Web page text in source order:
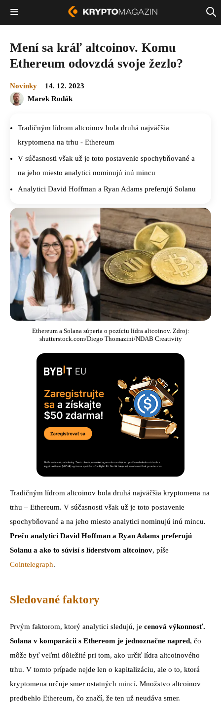
Mení sa kráľ altcoinov. Komu
Ethereum odovzdá svoje žezlo?
Novinky
14. 12. 2023
Marek Rodák
Tradičným lídrom altcoinov bola druhá najväčšia
kryptomena na trhu - Ethereum
V súčasnosti však už je toto postavenie spochybňované a
na jeho miesto analytici nominujú inú mincu
Analytici David Hoffman a Ryan Adams preferujú Solanu
Ethereum a Solana súperia o pozíciu lídra altcoinov. Zdroj:
shutterstock.com/Diego Thomazini/NDAB Creativity
Tradičným lídrom altcoinov bola druhá najväčšia kryptomena na
trhu – Ethereum. V súčasnosti však už je toto postavenie
spochybňované a na jeho miesto analytici nominujú inú mincu.
Prečo analytici David Hoffman a Ryan Adams preferujú
Solanu a ako to súvisí s líderstvom altcoinov, píše
Cointelegraph.
Sledované faktory
Prvým faktorom, ktorý analytici sledujú, je cenová výkonnosť.
Solana v komparácii s Ethereom je jednoznačne napred, čo
môže byť veľmi dôležité pri tom, ako určiť lídra altcoinového
trhu. V tomto prípade nejde len o kapitalizáciu, ale o to, ktorá
kryptomena určuje smer ostatných mincí. Množstvo altcoinov
predbehlo Ethereum, čo značí, že ten už neudáva smer.